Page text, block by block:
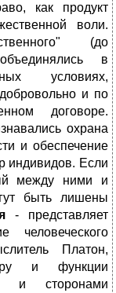
как продукт
воли.
(до
в
условиях,
и по
договоре.
охрана
и обеспечение
индивидов. Если
между ними и
быть лишены
- представляет
человеческого
Платон,
и функции
и сторонами